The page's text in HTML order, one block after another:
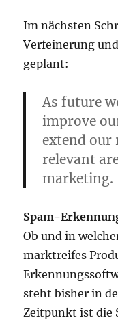
Im nächsten
Verfeinerung
geplant:
As future
improve
extend our
relevant
marketing.
Spam-
Ob und in
marktreifes
steht bisher in
Zeitpunkt ist die